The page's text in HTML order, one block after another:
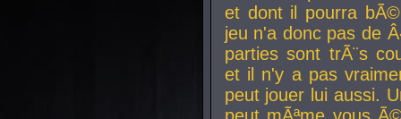
et dont il pourra
jeu n'a donc pas de
parties sont trÃ¨s
et il n'y a pas
peut jouer lui aussi.